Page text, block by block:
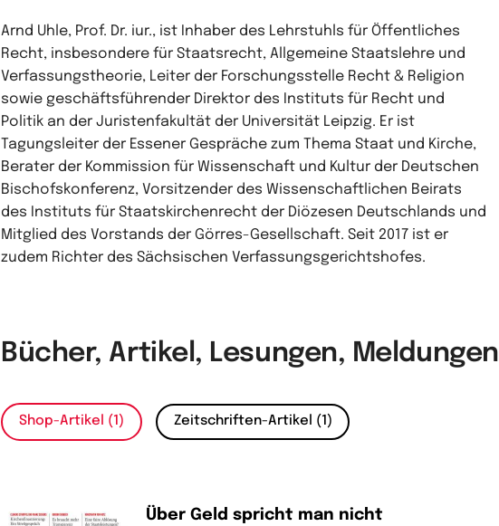
Arnd Uhle, Prof. Dr. iur., ist Inhaber des Lehrstuhls für Öffentliches
Recht, insbesondere für Staatsrecht, Allgemeine Staatslehre und
Verfassungstheorie, Leiter der Forschungsstelle Recht & Religion
sowie geschäftsführender Direktor des Instituts für Recht und
Politik an der Juristenfakultät der Universität Leipzig. Er ist
Tagungsleiter der Essener Gespräche zum Thema Staat und Kirche,
Berater der Kommission für Wissenschaft und Kultur der Deutschen
Bischofskonferenz, Vorsitzender des Wissenschaftlichen Beirats
des Instituts für Staatskirchenrecht der Diözesen Deutschlands und
Mitglied des Vorstands der Görres-Gesellschaft. Seit 2017 ist er
zudem Richter des Sächsischen Verfassungsgerichtshofes.
Bücher, Artikel, Lesungen, Meldungen
Shop-Artikel (1) Zeitschriften-Artikel (1)
Über Geld spricht man nicht